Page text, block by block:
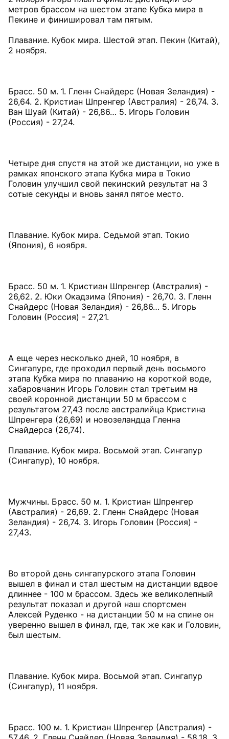
метров брассом на шестом этапе Кубка мира в
Пекине и финишировал там пятым.
Плавание. Кубок мира. Шестой этап. Пекин (Китай),
2 ноября.
Брасс. 50 м. 1. Гленн Снайдерс (Новая Зеландия) -
26,64. 2. Кристиан Шпренгер (Австралия) - 26,74. 3.
Ван Шуай (Китай) - 26,86… 5. Игорь Головин
(Россия) - 27,24.
Четыре дня спустя на этой же дистанции, но уже в
рамках японского этапа Кубка мира в Токио
Головин улучшил свой пекинский результат на 3
сотые секунды и вновь занял пятое место.
Плавание. Кубок мира. Седьмой этап. Токио
(Япония), 6 ноября.
Брасс. 50 м. 1. Кристиан Шпренгер (Австралия) -
26,62. 2. Юки Окадзима (Япония) - 26,70. 3. Гленн
Снайдерс (Новая Зеландия) - 26,86… 5. Игорь
Головин (Россия) - 27,21.
А еще через несколько дней, 10 ноября, в
Сингапуре, где проходил первый день восьмого
этапа Кубка мира по плаванию на короткой воде,
хабаровчанин Игорь Головин стал третьим на
своей коронной дистанции 50 м брассом с
результатом 27,43 после австралийца Кристина
Шпренгера (26,69) и новозеландца Гленна
Снайдерса (26,74).
Плавание. Кубок мира. Восьмой этап. Сингапур
(Сингапур), 10 ноября.
Мужчины. Брасс. 50 м. 1. Кристиан Шпренгер
(Австралия) - 26,69. 2. Гленн Снайдерс (Новая
Зеландия) - 26,74. 3. Игорь Головин (Россия) -
27,43.
Во второй день сингапурского этапа Головин
вышел в финал и стал шестым на дистанции вдвое
длиннее - 100 м брассом. Здесь же великолепный
результат показал и другой наш спортсмен
Алексей Руденко - на дистанции 50 м на спине он
уверенно вышел в финал, где, так же как и Головин,
был шестым.
Плавание. Кубок мира. Восьмой этап. Сингапур
(Сингапур), 11 ноября.
Брасс. 100 м. 1. Кристиан Шпренгер (Австралия) -